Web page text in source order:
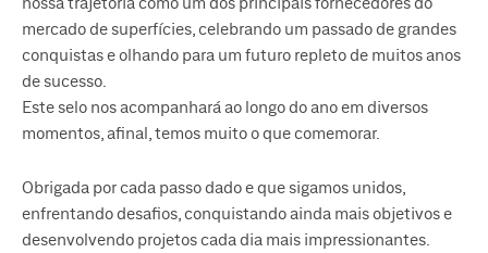
nossa trajetória como um dos principais fornecedores do
mercado de superfícies, celebrando um passado de grandes
conquistas e olhando para um futuro repleto de muitos anos
de sucesso.
Este selo nos acompanhará ao longo do ano em diversos
momentos, afinal, temos muito o que comemorar.
Obrigada por cada passo dado e que sigamos unidos,
enfrentando desafios, conquistando ainda mais objetivos e
desenvolvendo projetos cada dia mais impressionantes.